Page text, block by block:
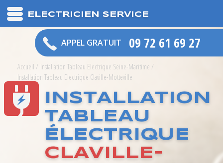
ELECTRICIEN SERVICE
APPEL GRATUIT 09 72 61 69 27
Accueil / Installation Tableau Electrique Seine-Maritime /
Installation Tableau Electrique Claville-Motteville
INSTALLATION
TABLEAU
ÉLECTRIQUE
CLAVILLE-